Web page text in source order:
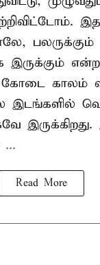
பலருக்கும்
இருக்கும்
கோடை காலம்
இடங்களில்
...
Read More